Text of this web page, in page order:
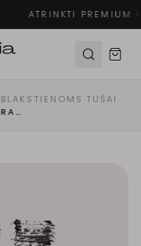
ATRINKTI PREMIUM
BLAKSTIENOMS ·TUŠAI ·
CENT PUR CENT L'ORIGINAL - MINERALINIS BLAKSTIENŲ TUŠAS | JUODAS